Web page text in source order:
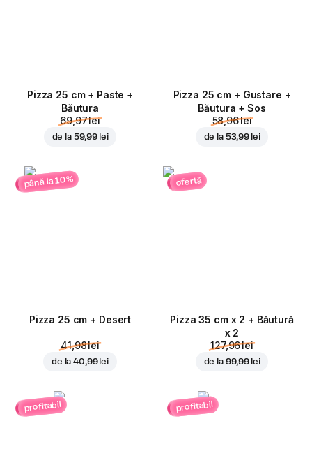
Pizza 25 cm + Paste +
Băutura
69,97 lei
de la 59,99 lei
Pizza 25 cm + Gustare +
Băutura + Sos
58,96 lei
de la 53,99 lei
până la 10%
Pizza 25 cm + Desert
41,98 lei
de la40,99 lei
ofertă
Pizza 35 cm x 2 + Băutură
x 2
127,96 lei
de la 99,99 lei
profitabil profitabil